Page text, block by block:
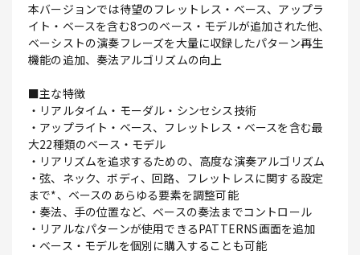
本バージョンでは待望のフレットレス・ベース、アップラ
イト・ベースを含む8つのベース・モデルが追加された他、
ベーシストの演奏フレーズを大量に収録したパターン再生
機能の追加、奏法アルゴリズムの向上
■主な特徴
・リアルタイム・モーダル・シンセシス技術
・アップライト・ベース、フレットレス・ベースを含む最
大22種類のベース・モデル
・リアリズムを追求するための、高度な演奏アルゴリズム
・弦、ネック、ボディ、回路、フレットレスに関する設定
まで*、ベースのあらゆる要素を調整可能
・奏法、手の位置など、ベースの奏法までコントロール
・リアルなパターンが使用できるPATTERNS画面を追加
・ベース・モデルを個別に購入することも可能